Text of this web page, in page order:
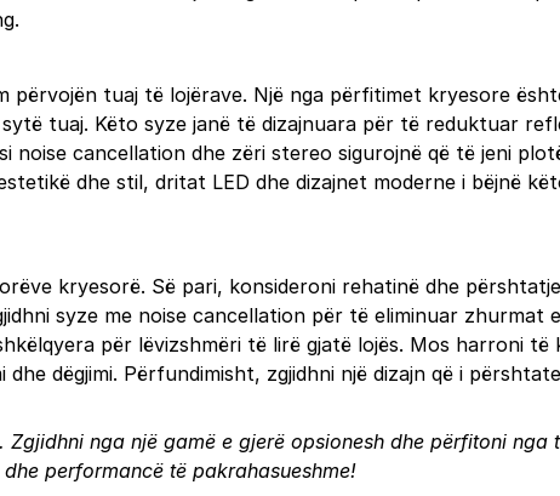
përvojën tuaj të lojërave. Një nga përfitimet kryesore
tuaj. Këto syze janë të dizajnuara për të reduktuar
cancellation dhe zëri stereo sigurojnë që të jeni
dhe stil, dritat LED dhe dizajnet moderne i bëjnë
kryesorë. Së pari, konsideroni rehatinë dhe
syze me noise cancellation për të eliminuar zhurmat
për lëvizshmëri të lirë gjatë lojës. Mos harroni
dëgjimi. Përfundimisht, zgjidhni një dizajn që i
nga një gamë e gjerë opsionesh dhe përfitoni
performancë të pakrahasueshme!